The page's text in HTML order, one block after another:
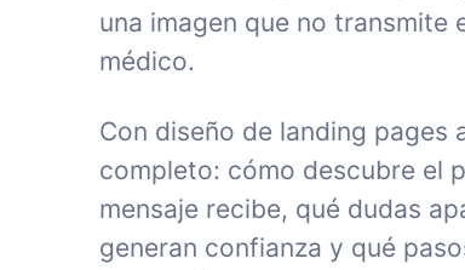
una imagen que no transmite
médico.
Con diseño de landing pages
completo: cómo descubre el
mensaje recibe, qué dudas
generan confianza y qué